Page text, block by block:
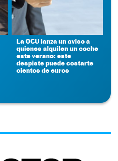
La OCU lanza un aviso a
quienes alquilen un coche
este verano: este
despiste puede costarte
cientos de euros